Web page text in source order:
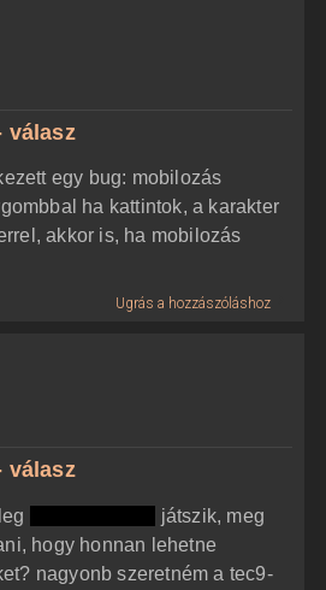
válasz
egy bug: mobilozás
ha kattintok, a karakter
akkor is, ha mobilozás
Ugrás a hozzászóláshoz
válasz
játszik, meg
hogy honnan lehetne
nagyonb szeretném a tec9-